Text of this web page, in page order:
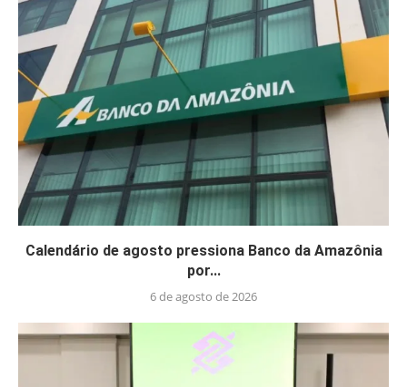
Calendário de agosto pressiona Banco da Amazônia
por...
6 de agosto de 2026